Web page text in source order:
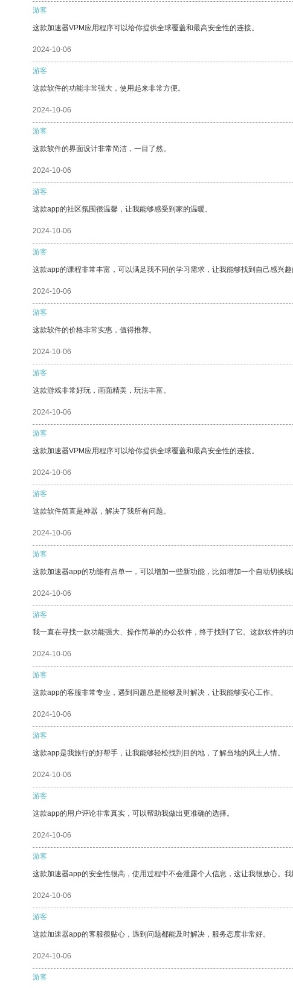
游客
这款加速器VPM应用程序可以给你提供全球覆盖和最高安全性的连接。
2024-10-06
游客
这款软件的功能非常强大，使用起来非常方便。
2024-10-06
游客
这款软件的界面设计非常简洁，一目了然。
2024-10-06
游客
这款app的社区氛围很温馨，让我能够感受到家的温暖。
2024-10-06
游客
这款app的课程非常丰富，可以满足我不同的学习需求，让我能够找到自己感兴趣
2024-10-06
游客
这款软件的价格非常实惠，值得推荐。
2024-10-06
游客
这款游戏非常好玩，画面精美，玩法丰富。
2024-10-06
游客
这款加速器VPM应用程序可以给你提供全球覆盖和最高安全性的连接。
2024-10-06
游客
这款软件简直是神器，解决了我所有问题。
2024-10-06
游客
这款加速器app的功能有点单一，可以增加一些新功能，比如增加一个自动切换线
2024-10-06
游客
我一直在寻找一款功能强大、操作简单的办公软件，终于找到了它。这款软件的
2024-10-06
游客
这款app的客服非常专业，遇到问题总是能够及时解决，让我能够安心工作。
2024-10-06
游客
这款app是我旅行的好帮手，让我能够轻松找到目的地，了解当地的风土人情。
2024-10-06
游客
这款app的用户评论非常真实，可以帮助我做出更准确的选择。
2024-10-06
游客
这款加速器app的安全性很高，使用过程中不会泄露个人信息，这让我很放心。
2024-10-06
游客
这款加速器app的客服很贴心，遇到问题都能及时解决，服务态度非常好。
2024-10-06
游客